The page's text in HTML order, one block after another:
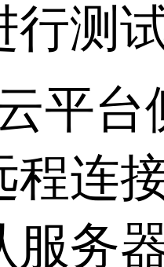
行测
平台
程连
服务